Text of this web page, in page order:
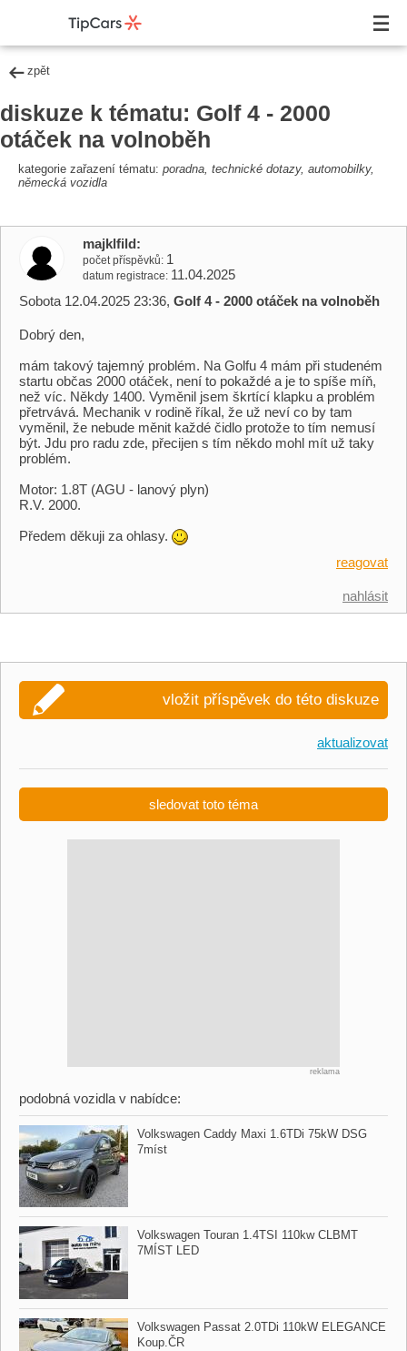
zpět
diskuze k tématu: Golf 4 - 2000
otáček na volnoběh
kategorie zařazení tématu: poradna, technické dotazy, automobilky,
německá vozidla
majklfild
počet příspěvků 1
datum registrace 11.04.2025
Sobota 12.04.2025 23:36, Golf 4 - 2000 otáček na volnoběh
Dobrý den,
mám takový tajemný problém. Na Golfu 4 mám při studeném
startu občas 2000 otáček, není to pokaždé a je to spíše míň,
než víc. Někdy 1400. Vyměnil jsem škrtící klapku a problém
přetrvává. Mechanik v rodině říkal, že už neví co by tam
vyměnil, že nebude měnit každé čidlo protože to tím nemusí
být. Jdu pro radu zde, přecijen s tím někdo mohl mít už taky
problém.
Motor: 1.8T (AGU - lanový plyn)
R.V. 2000.
Předem děkuji za ohlasy.
reagovat
nahlásit
vložit příspěvek do této diskuze
aktualizovat
sledovat toto téma
reklama
podobná vozidla v nabídce:
Volkswagen Caddy Maxi 1.6TDi 75kW DSG
7míst
Volkswagen Touran 1.4TSI 110kw CLBMT
7MÍST LED
Volkswagen Passat 2.0TDi 110kW ELEGANCE
Koup.ČR